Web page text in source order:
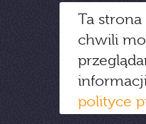
Ta
chwili
polityce